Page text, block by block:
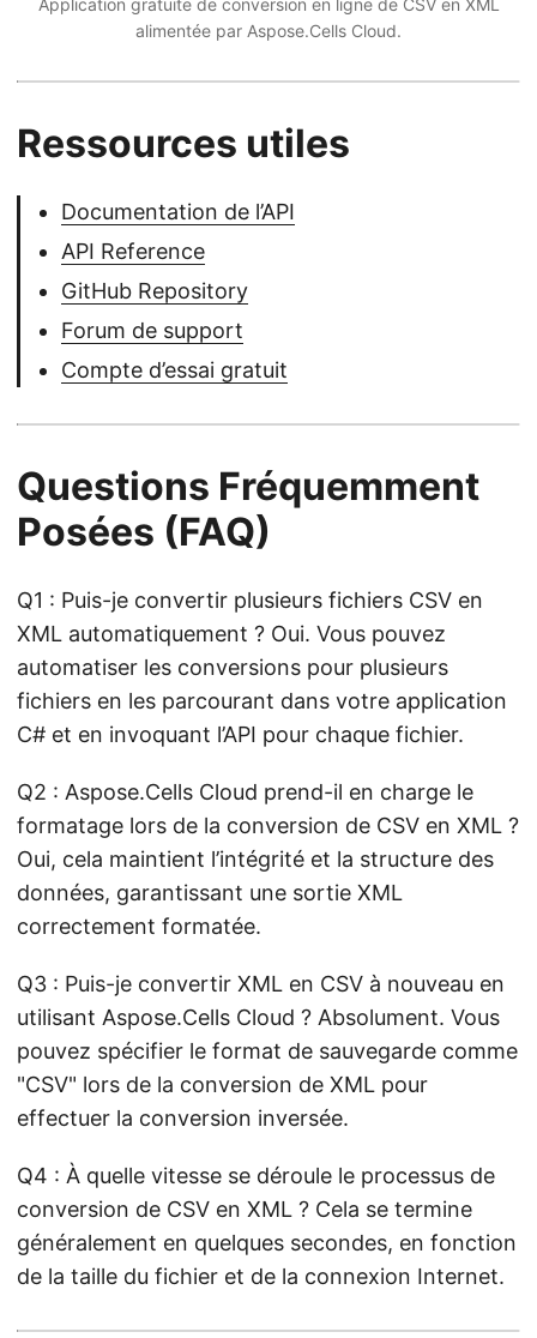
Application gratuite de conversion en ligne de CSV en XML
alimentée par Aspose.Cells Cloud.
Ressources utiles
Documentation de l’API
API Reference
GitHub Repository
Forum de support
Compte d’essai gratuit
Questions Fréquemment
Posées (FAQ)
Q1 : Puis-je convertir plusieurs fichiers CSV en
XML automatiquement ? Oui. Vous pouvez
automatiser les conversions pour plusieurs
fichiers en les parcourant dans votre application
C# et en invoquant l’API pour chaque fichier.
Q2 : Aspose.Cells Cloud prend-il en charge le
formatage lors de la conversion de CSV en XML ?
Oui, cela maintient l’intégrité et la structure des
données, garantissant une sortie XML
correctement formatée.
Q3 : Puis-je convertir XML en CSV à nouveau en
utilisant Aspose.Cells Cloud ? Absolument. Vous
pouvez spécifier le format de sauvegarde comme
"CSV" lors de la conversion de XML pour
effectuer la conversion inversée.
Q4 : À quelle vitesse se déroule le processus de
conversion de CSV en XML ? Cela se termine
généralement en quelques secondes, en fonction
de la taille du fichier et de la connexion Internet.